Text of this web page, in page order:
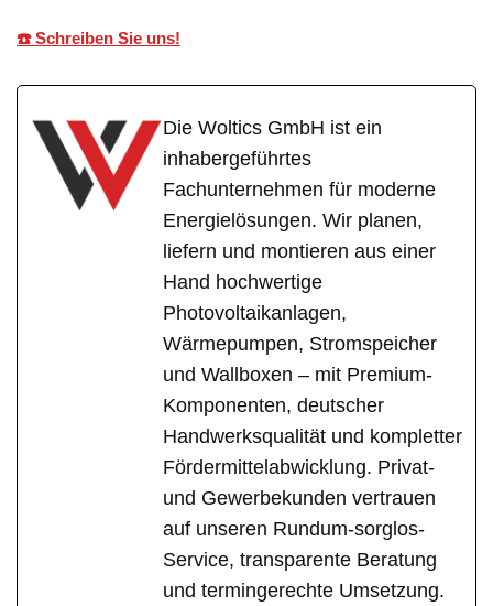
☎️ Schreiben Sie uns!
Die Woltics GmbH ist ein
inhabergeführtes
Fachunternehmen für moderne
Energielösungen. Wir planen,
liefern und montieren aus einer
Hand hochwertige
Photovoltaikanlagen,
Wärmepumpen, Stromspeicher
und Wallboxen – mit Premium-
Komponenten, deutscher
Handwerksqualität und kompletter
Fördermittelabwicklung. Privat-
und Gewerbekunden vertrauen
auf unseren Rundum-sorglos-
Service, transparente Beratung
und termingerechte Umsetzung.